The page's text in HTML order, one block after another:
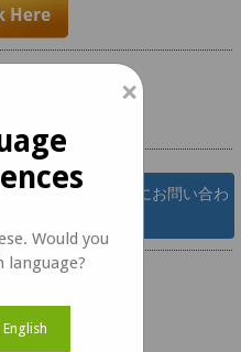
ましたら、お気軽にお問い合わ
×
Would you
language?